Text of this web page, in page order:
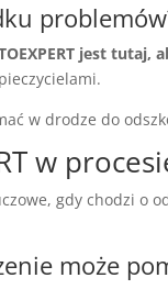
jest tutaj,
w drodze do
w
gdy chodzi o
może